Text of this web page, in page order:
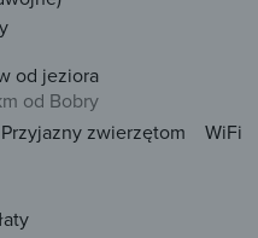
od jeziora
od Bobry
Przyjazny zwierzętom
WiFi